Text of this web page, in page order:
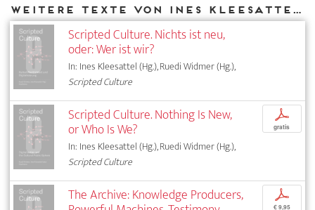
Weitere Texte von Ines Kleesattel bei DIAPHANES
Scripted Culture. Nichts ist neu,
oder: Wer ist wir?
In: Ines Kleesattel (Hg.), Ruedi Widmer (Hg.),
Scripted Culture
Scripted Culture. Nothing Is New,
or Who Is We?
In: Ines Kleesattel (Hg.), Ruedi Widmer (Hg.),
Scripted Culture
p
gratis
The Archive: Knowledge Producers, p
€ 9,95